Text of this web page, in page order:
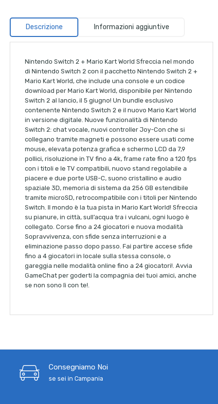
Descrizione Informazioni aggiuntive
Nintendo Switch 2 + Mario Kart World Sfreccia nel mondo
di Nintendo Switch 2 con il pacchetto Nintendo Switch 2 +
Mario Kart World, che include una console e un codice
download per Mario Kart World, disponibile per Nintendo
Switch 2 al lancio, il 5 giugno! Un bundle esclusivo
contenente Nintendo Switch 2 e il nuovo Mario Kart World
in versione digitale. Nuove funzionalità di Nintendo
Switch 2: chat vocale, nuovi controller Joy-Con che si
collegano tramite magneti e possono essere usati come
mouse, elevata potenza grafica e schermo LCD da 7,9
pollici, risoluzione in TV fino a 4k, frame rate fino a 120 fps
con i titoli e le TV compatibili, nuovo stand regolabile a
piacere e due porte USB-C, suono cristallino e audio
spaziale 3D, memoria di sistema da 256 GB estendibile
tramite microSD, retrocompatibile con i titoli per Nintendo
Switch. Il mondo è la tua pista in Mario Kart World! Sfreccia
su pianure, in città, sull’acqua tra i vulcani, ogni luogo è
collegato. Corse fino a 24 giocatori e nuova modalità
Sopravvivenza, con sfide senza interruzioni e a
eliminazione passo dopo passo. Fai partire accese sfide
fino a 4 giocatori in locale sulla stessa console, o
gareggia nelle modalità online fino a 24 giocatori!. Avvia
GameChat per goderti la compagnia dei tuoi amici, anche
se non sono lì con te!.
Consegniamo Noi
se sei in Campania